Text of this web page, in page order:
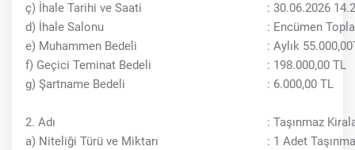
ç) İhale Tarihi ve Saati
: 30.06.2026
d) İhale Salonu
: Encümen
e) Muhammen Bedeli
: Aylık
f) Geçici Teminat Bedeli
: 198.000,00 TL
g) Şartname Bedeli
: 6.000,00 TL
2. Adı
: Taşınmaz
a) Niteliği Türü ve Miktarı
: 1 Adet